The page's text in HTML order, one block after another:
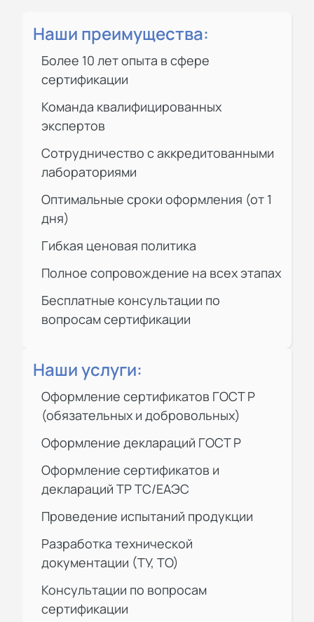
Наши преимущества:
Более 10 лет опыта в сфере
сертификации
Команда квалифицированных
экспертов
Сотрудничество с аккредитованными
лабораториями
Оптимальные сроки оформления (от 1
дня)
Гибкая ценовая политика
Полное сопровождение на всех этапах
Бесплатные консультации по
вопросам сертификации
Наши услуги:
Оформление сертификатов ГОСТ Р
(обязательных и добровольных)
Оформление деклараций ГОСТ Р
Оформление сертификатов и
деклараций ТР ТС/ЕАЭС
Проведение испытаний продукции
Разработка технической
документации (ТУ, ТО)
Консультации по вопросам
сертификации